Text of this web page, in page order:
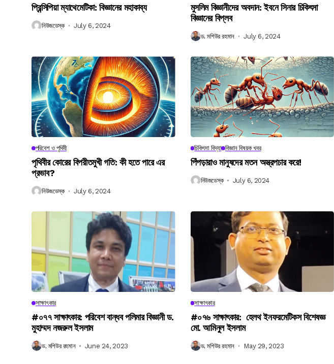
প্রিন্সিপিয়া ম্যাথেমেটিকা: বিজ্ঞানের মহাকাব্য
নিউজডেস্ক July 6, 2024
মুসলিম বিজ্ঞানীদের অবদান: ইবনে সিনার চিকিৎসা
বিজ্ঞানের বিপ্লব
ড. মশিউর রহমান July 6, 2024
পরিবেশ ও পৃথিবী
পৃথিবীর কোরের বিপরীতমুখী গতি: কী হতে পারে এর
প্রভাব?
নিউজডেস্ক July 6, 2024
চিকিৎসা বিদ্যা বিজ্ঞান বিষয়ক খবর
পিঁপড়ারাও মানুষদের মতন অস্ত্রপচার করে!
নিউজডেস্ক July 6, 2024
সাক্ষাৎকার
#০৭৭ সাক্ষাৎকার: পরিবেশ বান্ধব পলিমার বিজ্ঞানী ড.
মুহাম্মদ নজরুল ইসলাম
ড. মশিউর রহমান June 24, 2023
সাক্ষাৎকার
#০৭৬ সাক্ষাৎকার: হেলথ ইনফরমেটিকস বিশেষজ্ঞ
মো. আমিনুল ইসলাম
ড. মশিউর রহমান May 29, 2023